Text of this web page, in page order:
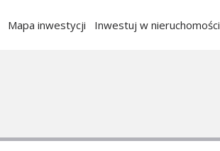
Mapa inwestycji Inwestuj w nieruchomości